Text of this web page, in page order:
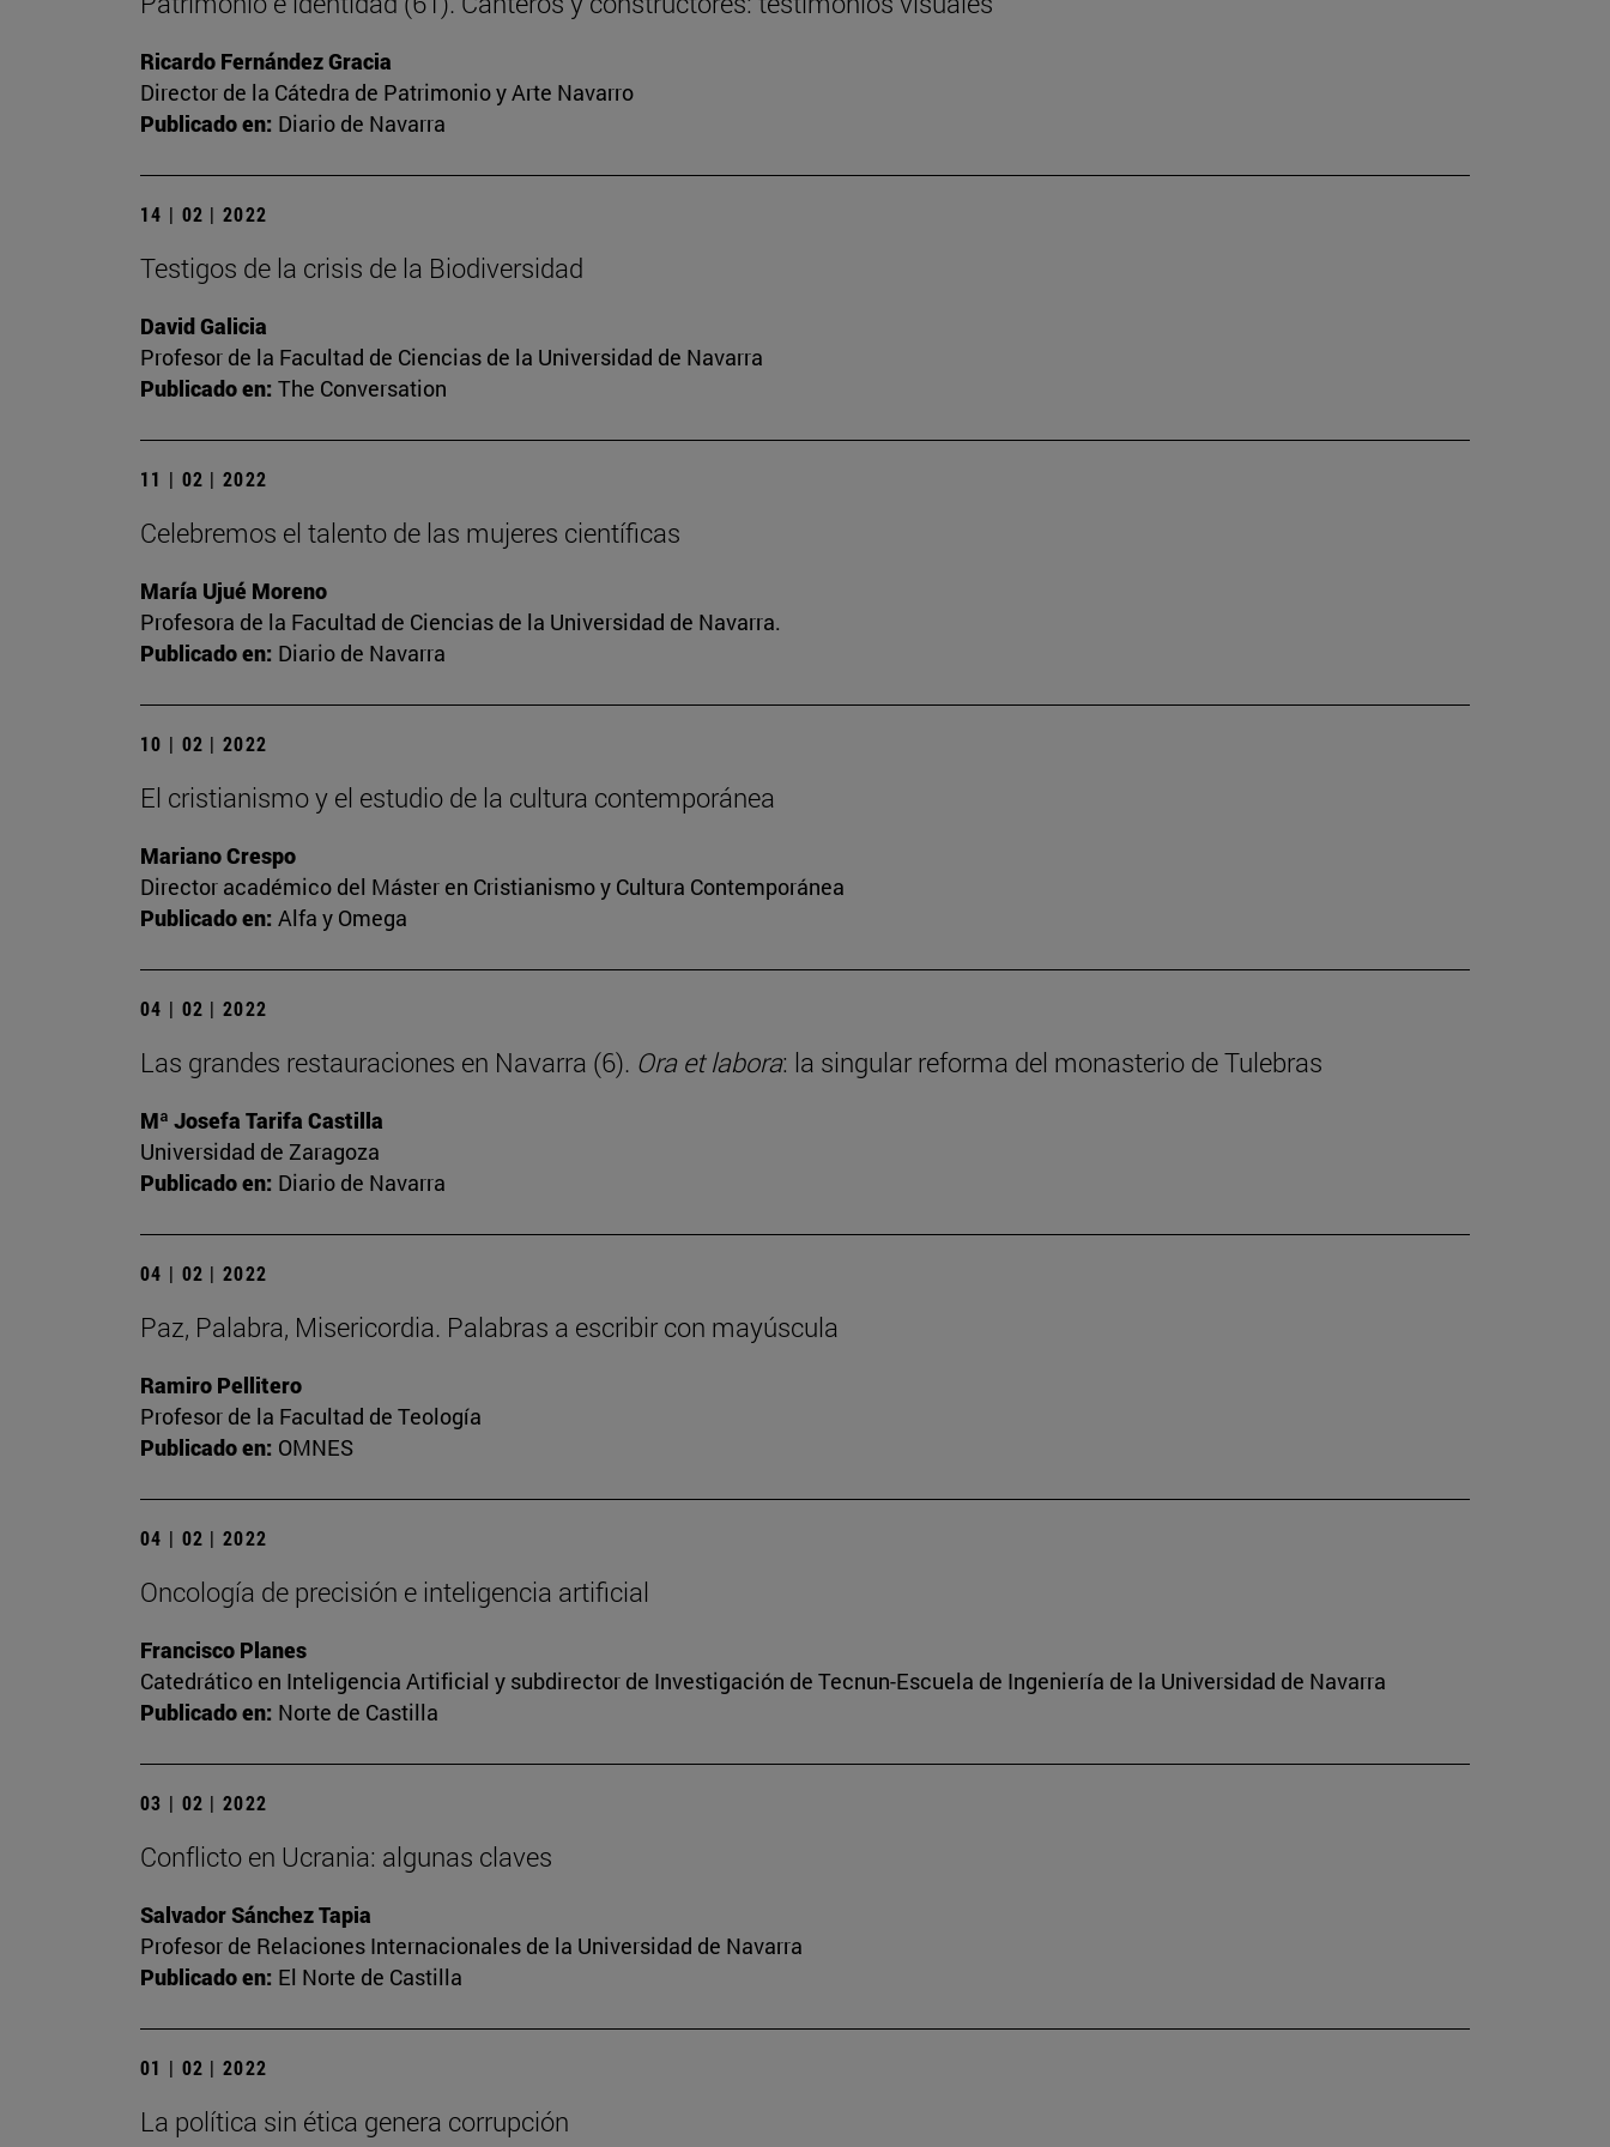
Ricardo Fernández Gracia
Director de la Cátedra de Patrimonio y Arte Navarro
Publicado en: Diario de Navarra
14 | 02 | 2022
Testigos de la crisis de la Biodiversidad
David Galicia
Profesor de la Facultad de Ciencias de la Universidad de Navarra
Publicado en: The Conversation
11 | 02 | 2022
Celebremos el talento de las mujeres científicas
María Ujué Moreno
Profesora de la Facultad de Ciencias de la Universidad de Navarra.
Publicado en: Diario de Navarra
10 | 02 | 2022
El cristianismo y el estudio de la cultura contemporánea
Mariano Crespo
Director académico del Máster en Cristianismo y Cultura Contemporánea
Publicado en: Alfa y Omega
04 | 02 | 2022
Las grandes restauraciones en Navarra (6). Ora et labora: la singular reforma del monasterio de Tulebras
Mª Josefa Tarifa Castilla
Universidad de Zaragoza
Publicado en: Diario de Navarra
04 | 02 | 2022
Paz, Palabra, Misericordia. Palabras a escribir con mayúscula
Ramiro Pellitero
Profesor de la Facultad de Teología
Publicado en: OMNES
04 | 02 | 2022
Oncología de precisión e inteligencia artificial
Francisco Planes
Catedrático en Inteligencia Artificial y subdirector de Investigación de Tecnun-Escuela de Ingeniería de la Universidad de Navarra
Publicado en: Norte de Castilla
03 | 02 | 2022
Conflicto en Ucrania: algunas claves
Salvador Sánchez Tapia
Profesor de Relaciones Internacionales de la Universidad de Navarra
Publicado en: El Norte de Castilla
01 | 02 | 2022
La política sin ética genera corrupción